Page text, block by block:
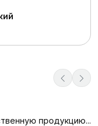
продукцию...